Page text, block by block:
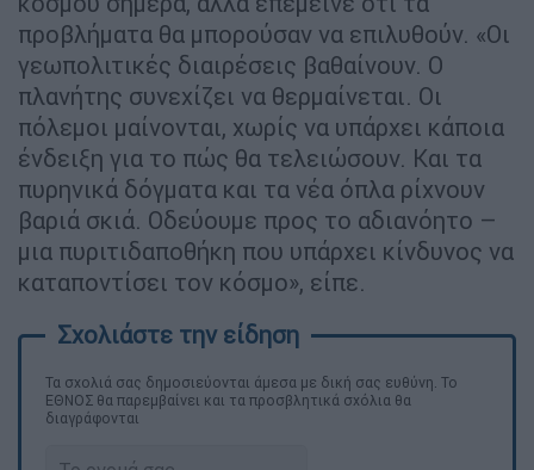
προβλήματα θα μπορούσαν να επιλυθούν. «Οι
γεωπολιτικές διαιρέσεις βαθαίνουν. Ο
πλανήτης συνεχίζει να θερμαίνεται. Οι
πόλεμοι μαίνονται, χωρίς να υπάρχει κάποια
ένδειξη για το πώς θα τελειώσουν. Και τα
πυρηνικά δόγματα και τα νέα όπλα ρίχνουν
βαριά σκιά. Οδεύουμε προς το αδιανόητο –
μια πυριτιδαποθήκη που υπάρχει κίνδυνος να
καταποντίσει τον κόσμο», είπε.
Τα σχολιά σας δημοσιεύονται άμεσα με δική σας ευθύνη. Το
ΕΘΝΟΣ θα παρεμβαίνει και τα προσβλητικά σχόλια θα
διαγράφονται